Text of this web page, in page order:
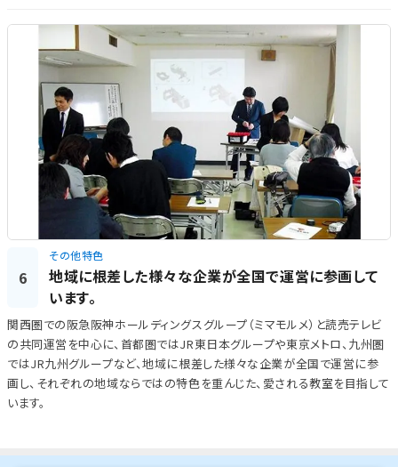
6
その他特色
地域に根差した様々な企業が全国で運営に参画して
います。
関西圏での阪急阪神ホールディングスグループ（ミマモルメ）と読売テレビ
の共同運営を中心に、首都圏ではJR東日本グループや東京メトロ、九州圏
ではJR九州グループなど、地域に根差した様々な企業が全国で運営に参
画し、それぞれの地域ならではの特色を重んじた、愛される教室を目指して
います。